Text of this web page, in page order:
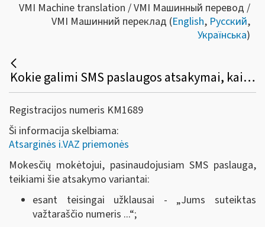
VMI Machine translation / VMI Машинный перевод /
VMI Машинний переклад (English, Русский,
Українська)
Kokie galimi SMS paslaugos atsakymai, kai mokesčių mokėtojas, naudodamasis atsarginėmis važtaraščių pateikimo priemonėmis, siunčia SMS žinutes?
Registracijos numeris KM1689
Ši informacija skelbiama:
Atsarginės i.VAZ priemonės
Mokesčių mokėtojui, pasinaudojusiam SMS paslauga,
teikiami šie atsakymo variantai:
esant teisingai užklausai - „Jums suteiktas
važtaraščio numeris ...“;